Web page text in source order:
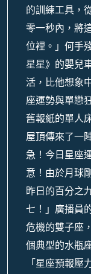
的訓練工具，
零一秒內，將
位裡。」何手
星星》的嬰兒
活，比他想象
座運勢與單戀
舊報紙的單人
屋頂傳來了一
急！今日星座
意！由於月球
昨日的百分之
七！」廣播員
危機的雙子座
個典型的水瓶
「星座預報